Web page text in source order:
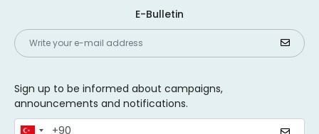
E-Bulletin
Sign up to be informed about campaigns,
announcements and notifications.